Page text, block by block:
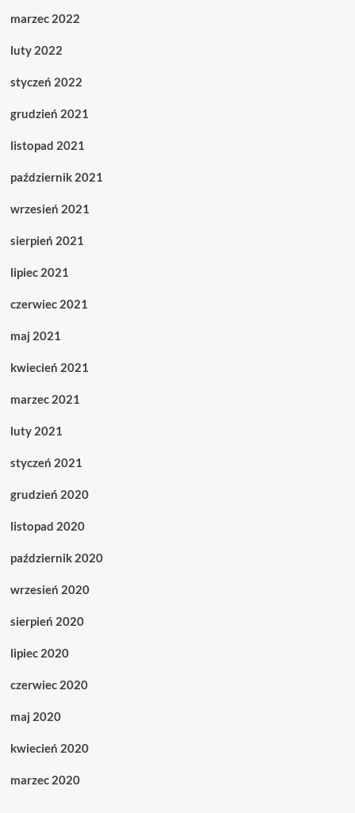
marzec 2022
luty 2022
styczeń 2022
grudzień 2021
listopad 2021
październik 2021
wrzesień 2021
sierpień 2021
lipiec 2021
czerwiec 2021
maj 2021
kwiecień 2021
marzec 2021
luty 2021
styczeń 2021
grudzień 2020
listopad 2020
październik 2020
wrzesień 2020
sierpień 2020
lipiec 2020
czerwiec 2020
maj 2020
kwiecień 2020
marzec 2020